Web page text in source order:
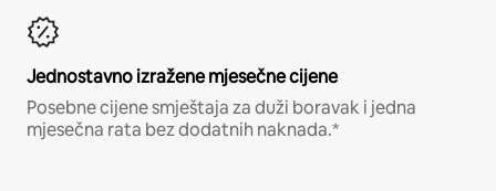
Jednostavno izražene mjesečne cijene
Posebne cijene smještaja za duži boravak i jedna
mjesečna rata bez dodatnih naknada.*